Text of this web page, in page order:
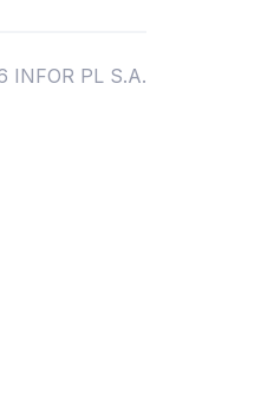
INFOR PL S.A.